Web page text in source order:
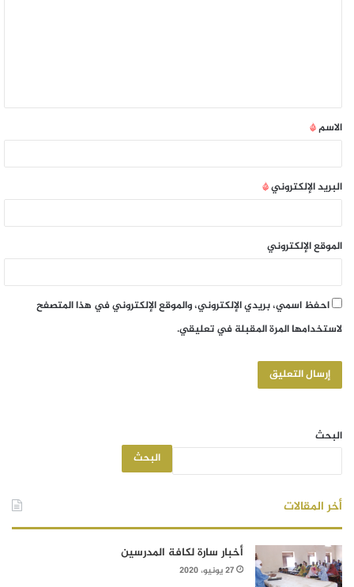
الاسم*
البريد الإلكتروني*
الموقع الإلكتروني
احفظ اسمي، بريدي الإلكتروني، والموقع الإلكتروني في هذا المتصفح
لاستخدامها المرة المقبلة في تعليقي.
البحث
البحث
أخر المقالات
أخبار سارة لكافة المدرسين
27 يونيو، 2020